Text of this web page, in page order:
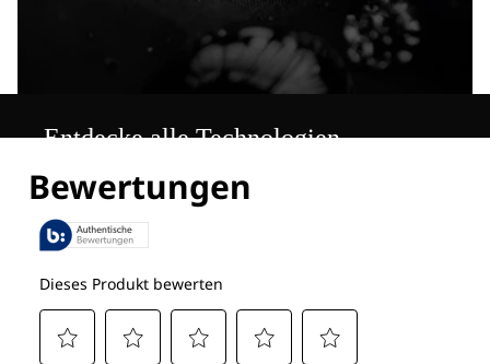
Entdecke alle Technologien